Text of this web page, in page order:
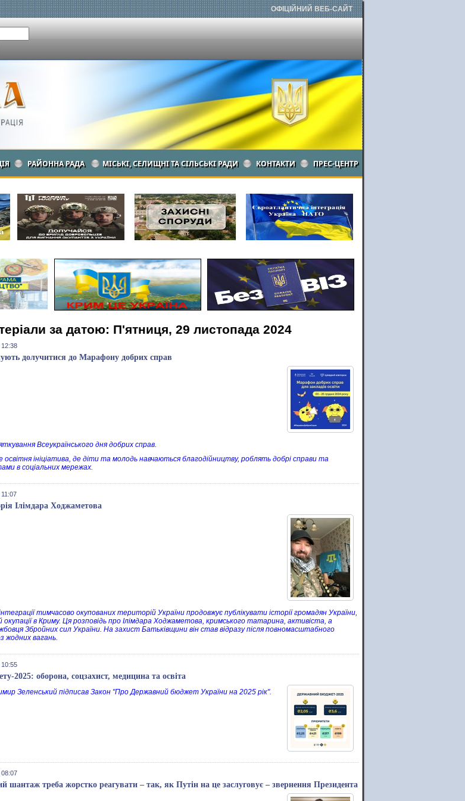
ОФІЦІЙНИЙ ВЕБ-САЙТ
РАЙОННА РАДА МІСЬКІ, СЕЛИЩНІ ТА СІЛЬСЬКІ РАДИ КОНТАКТИ ПРЕС-ЦЕНТР
за датою: П'ятниця, 29 листопада 2024
12:38
долучитися до Марафону добрих справ
Всеукраїнського дня добрих справ.
ініціатива, де діти та молодь навчаються благодійництву, роблять добрі справи та
в соціальних мережах.
Ілімдара Ходжаметова
тимчасово окупованих територій України продовжує публікувати історії громадян України,
окупації в Криму. Ця розповідь про Ілімдара Ходжаметова, кримського татарина, активіста, а
Збройних сил України. На захист Батьківщини він став відразу після повномасштабного
жодних вагань.
10:55
2025: оборона, соцзахист, медицина та освіта
Зеленський підписав Закон "Про Державний бюджет України на 2025 рік".
08:07
шантаж треба жорстко реагувати – так, як Путін на це заслуговує – звернення Президента